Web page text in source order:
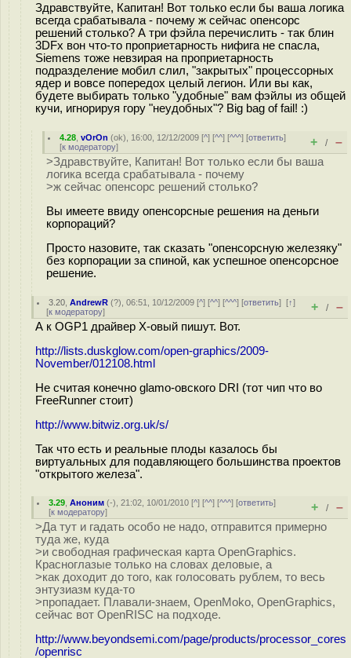
Здравствуйте, Капитан! Вот только если бы ваша логика
всегда срабатывала - почему ж сейчас опенсорс
решений столько? А три фэйла перечислить - так блин
3DFx вон что-то проприетарность нифига не спасла,
Siemens тоже невзирая на проприетарность
подразделение мобил слил, "закрытых" процессорных
ядер и вовсе попередох целый легион. Или вы как,
будете выбирать только "удобные" вам фэйлы из общей
кучи, игнорируя гору "неудобных"? Big bag of fail! :)
4.28 ,vOrOn (ok), 16:00, 12/12/2009 [^] [^^] [^^^] [ответить]
[к модератору] + / –
>Здравствуйте, Капитан! Вот только если бы ваша
логика всегда срабатывала - почему
>ж сейчас опенсорс решений столько?
Вы имеете ввиду опенсорсные решения на деньги
корпораций?
Просто назовите, так сказать "опенсорсную железяку"
без корпорации за спиной, как успешное опенсорсное
решение.
3.20 ,AndrewR (?), 06:51, 10/12/2009 [^] [^^] [^^^] [ответить][↑]
[к модератору] + / –
А к OGP1 драйвер Х-овый пишут. Вот.
http://lists.duskglow.com/open-graphics/2009-
November/012108.html
Не считая конечно glamo-овского DRI (тот чип что во
FreeRunner стоит)
http://www.bitwiz.org.uk/s/
Так что есть и реальные плоды казалось бы
виртуальных для подавляющего большинства проектов
"открытого железа".
3.29 ,Аноним (-), 21:02, 10/01/2010 [^] [^^] [^^^] [ответить]
[к модератору] + / –
>Да тут и гадать особо не надо, отправится примерно
туда же, куда
>и свободная графическая карта OpenGraphics.
Красноглазые только на словах деловые, а
>как доходит до того, как голосовать рублем, то весь
энтузиазм куда-то
>пропадает. Плавали-знаем, OpenMoko, OpenGraphics,
сейчас вот OpenRISC на подходе.
http://www.beyondsemi.com/page/products/processor_cores
/openrisc